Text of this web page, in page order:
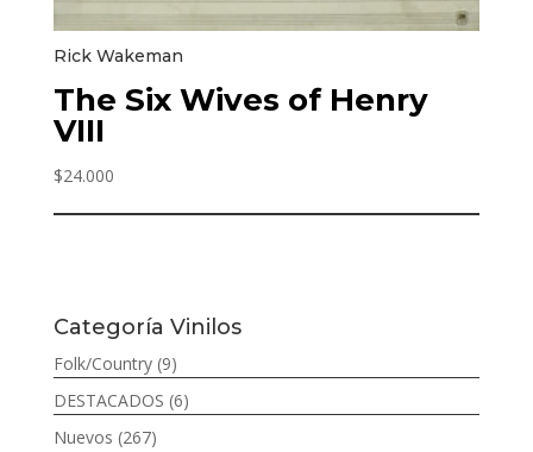
Rick Wakeman
The Six Wives of Henry
VIII
$24.000
Categoría Vinilos
Folk/Country (9)
DESTACADOS (6)
Nuevos (267)